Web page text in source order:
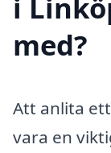
med?
Att anlita
vara en